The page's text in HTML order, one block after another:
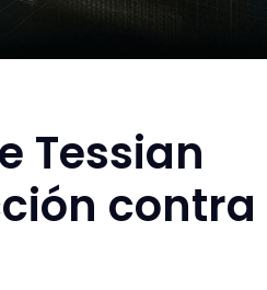
Tessian
contra